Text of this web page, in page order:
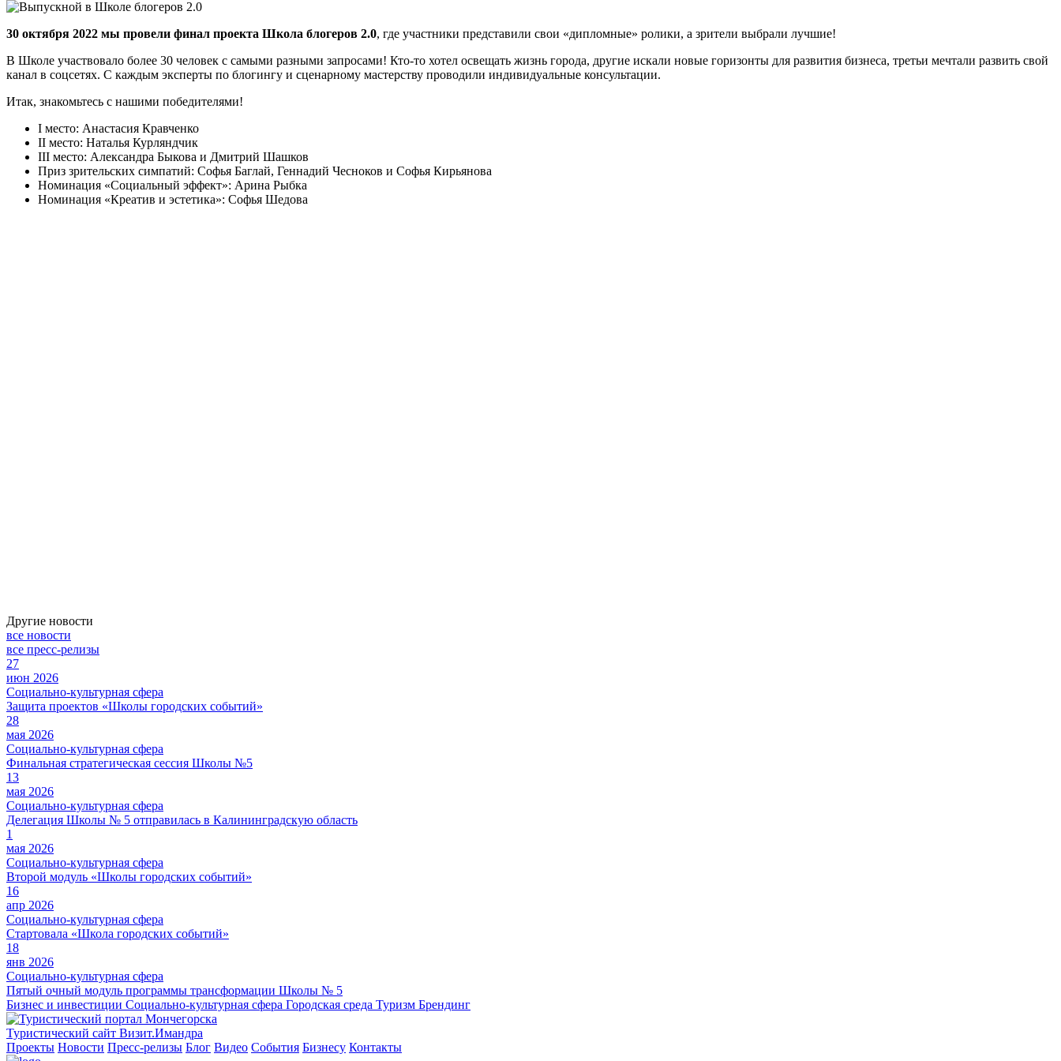
30 октября 2022 мы провели финал проекта Школа блогеров 2.0, где участники представили свои «дипломные» ролики, а зрители выбрали лучшие!
В Школе участвовало более 30 человек с самыми разными запросами! Кто-то хотел освещать жизнь города, другие искали новые горизонты для развития бизнеса, третьи мечтали развить свой
канал в соцсетях. С каждым эксперты по блогингу и сценарному мастерству проводили индивидуальные консультации.
Итак, знакомьтесь с нашими победителями!
I место: Анастасия Кравченко
II место: Наталья Курляндчик
III место: Александра Быкова и Дмитрий Шашков
Приз зрительских симпатий: Софья Баглай, Геннадий Чесноков и Софья Кирьянова
Номинация «Социальный эффект»: Арина Рыбка
Номинация «Креатив и эстетика»: Софья Шедова
Другие новости
все новости
все пресс-релизы
27
июн 2026
Социально-культурная сфера
Защита проектов «Школы городских событий»
28
мая 2026
Социально-культурная сфера
Финальная стратегическая сессия Школы №5
13
мая 2026
Социально-культурная сфера
Делегация Школы № 5 отправилась в Калининградскую область
1
мая 2026
Социально-культурная сфера
Второй модуль «Школы городских событий»
16
апр 2026
Социально-культурная сфера
Стартовала «Школа городских событий»
18
янв 2026
Социально-культурная сфера
Пятый очный модуль программы трансформации Школы № 5
Бизнес и инвестиции Социально-культурная сфера Городская среда Туризм Брендинг
Туристический сайт Визит.Имандра
Проекты Новости Пресс-релизы Блог Видео События Бизнесу Контакты